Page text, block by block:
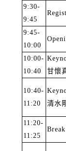
9:30-
9:45
9:45-
10:00
10:00-
10:40
甘懷
10:40-
11:20
清水
11:20-
11:25
Break